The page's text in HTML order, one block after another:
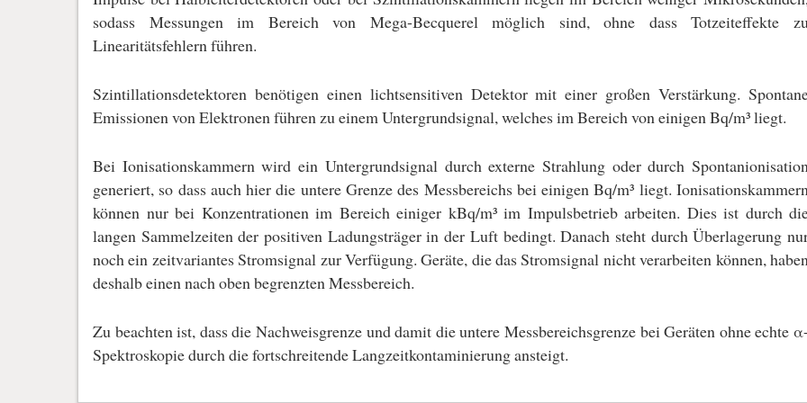
sodass Messungen im Bereich von Mega-Becquerel möglich sind, ohne dass Totzeiteffekte zu
Linearitätsfehlern führen.
Szintillationsdetektoren benötigen einen lichtsensitiven Detektor mit einer großen Verstärkung.
Emissionen von Elektronen führen zu einem Untergrundsignal, welches im Bereich von einigen Bq/m³ liegt.
Bei Ionisationskammern wird ein Untergrundsignal durch externe Strahlung oder durch Spontanionisation
generiert, so dass auch hier die untere Grenze des Messbereichs bei einigen Bq/m³ liegt. Ionisationskammern
können nur bei Konzentrationen im Bereich einiger kBq/m³ im Impulsbetrieb arbeiten. Dies ist durch
langen Sammelzeiten der positiven Ladungsträger in der Luft bedingt. Danach steht durch Überlagerung
noch ein zeitvariantes Stromsignal zur Verfügung. Geräte, die das Stromsignal nicht verarbeiten können, haben
deshalb einen nach oben begrenzten Messbereich.
Zu beachten ist, dass die Nachweisgrenze und damit die untere Messbereichsgrenze bei Geräten ohne echte α-
Spektroskopie durch die fortschreitende Langzeitkontaminierung ansteigt.